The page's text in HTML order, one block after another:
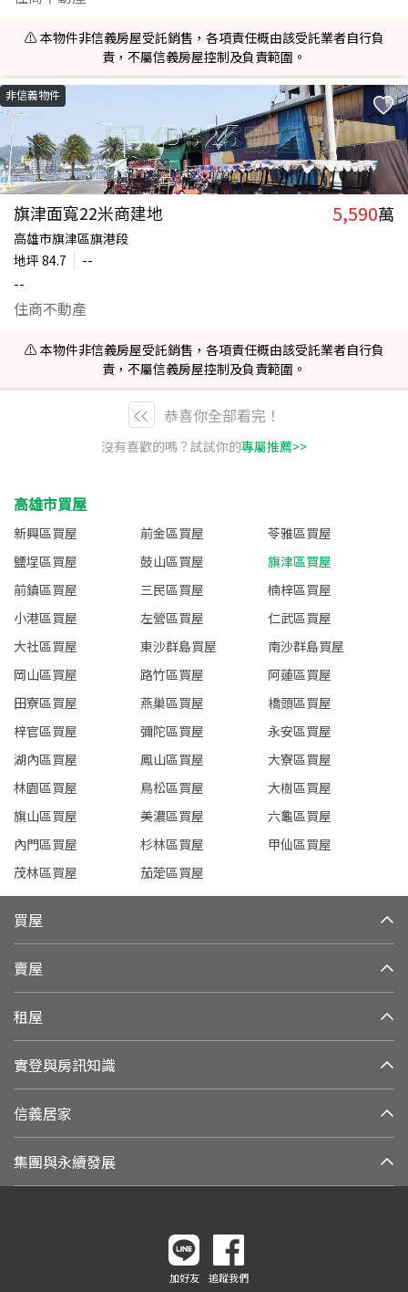
⚠️ 本物件非信義房屋受託銷售，各項責任概由該受託業者自行負
責，不屬信義房屋控制及負責範圍。
非信義物件
旗津面寬22米商建地 5,590萬
高雄市旗津區旗港段
地坪 84.7
--
--
住商不動產
⚠️ 本物件非信義房屋受託銷售，各項責任概由該受託業者自行負
責，不屬信義房屋控制及負責範圍。
恭喜你全部看完！
沒有喜歡的嗎？試試你的專屬推薦>>
高雄市買屋
新興區買屋 前金區買屋
苓雅區買屋
鹽埕區買屋
鼓山區買屋
旗津區買屋
前鎮區買屋
三民區買屋
楠梓區買屋
小港區買屋
左營區買屋
仁武區買屋
大社區買屋
東沙群島買屋
南沙群島買屋
岡山區買屋
路竹區買屋
阿蓮區買屋
田寮區買屋
燕巢區買屋
橋頭區買屋
梓官區買屋
彌陀區買屋
永安區買屋
湖內區買屋
鳳山區買屋
大寮區買屋
林園區買屋
鳥松區買屋
大樹區買屋
旗山區買屋
美濃區買屋
六龜區買屋
內門區買屋
杉林區買屋
甲仙區買屋
茂林區買屋
茄萣區買屋
買屋
賣屋
租屋
實登與房訊知識
信義居家
集團與永續發展
加好友 追蹤我們